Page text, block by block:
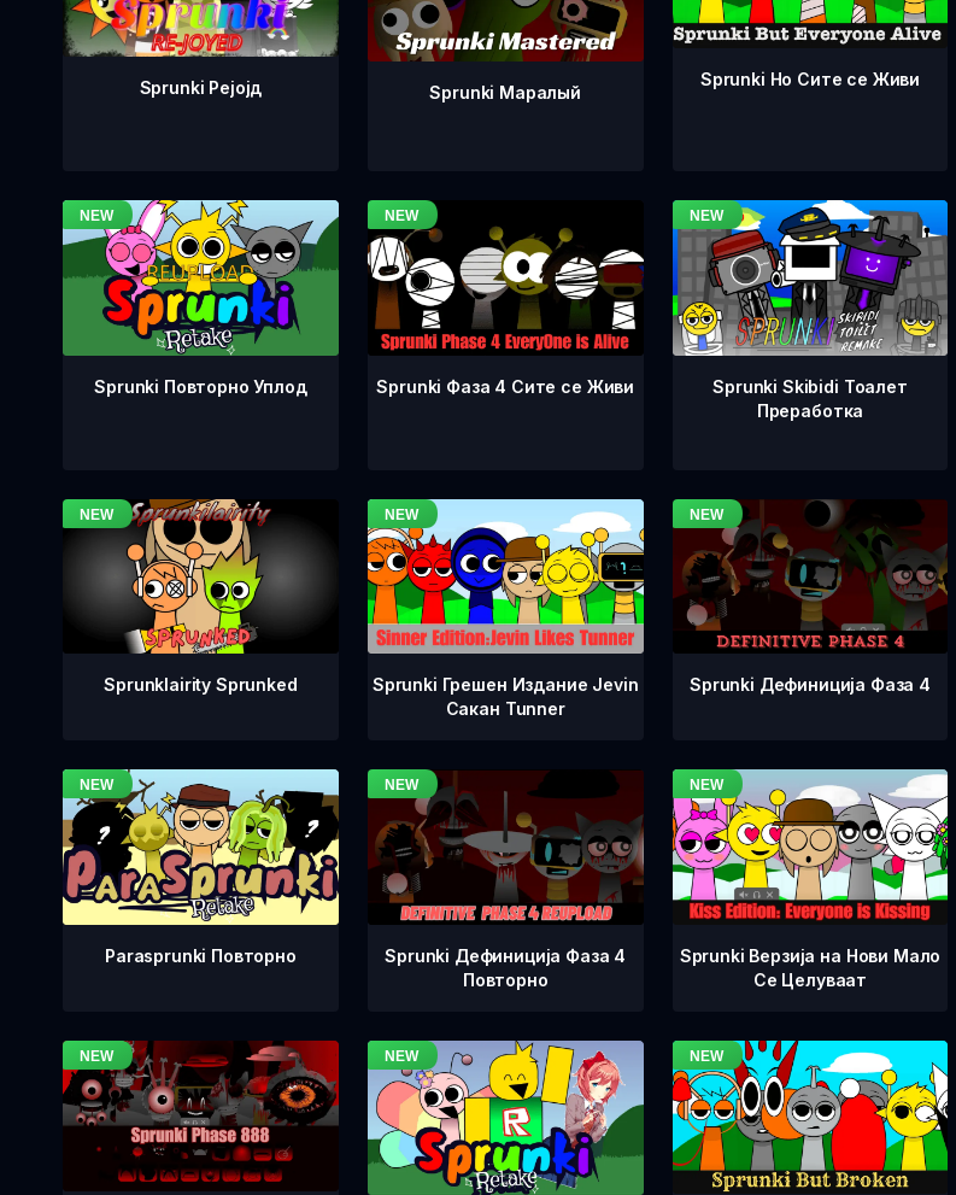
Sprunki Рејојд Sprunki Маралый
Sprunki Но Сите се Живи
Sprunki Повторно Уплод Sprunki Фаза 4 Сите се Живи
Sprunki Skibidi Тоалет
Преработка
Sprunklairity Sprunked
Sprunki Грешен Издание Jevin
Сакан Tunner
Sprunki Дефиниција Фаза 4
Parasprunki Повторно
Sprunki Дефиниција Фаза 4
Повторно
Sprunki Верзија на Нови Мало
Се Целуваат